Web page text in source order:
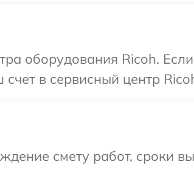
оборудования Ricoh. Если
в сервисный центр
смету работ, сроки